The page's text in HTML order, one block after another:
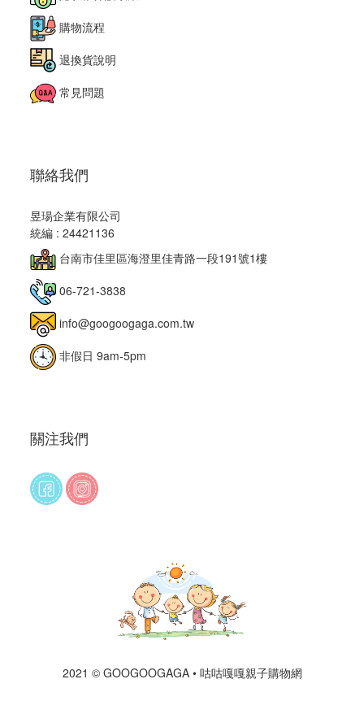
購物流程
退換貨說明
常見問題
聯絡我們
昱瑒企業有限公司
統編 : 24421136
台南市佳里區海澄里佳青路一段191號1樓
06-721-3838
info@googoogaga.com.tw
非假日 9am-5pm
關注我們
2021 © GOOGOOGAGA • 咕咕嘎嘎親子購物網